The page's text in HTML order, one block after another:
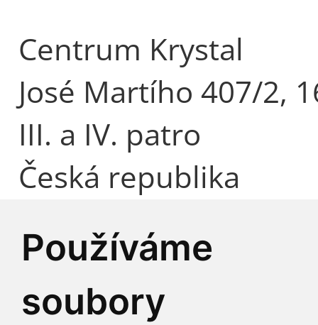
Používáme
soubory
Centrum Krystal
José Martího 407/2,
III. a IV. patro
Česká republika
Identifikátor datové
IČO:00216208